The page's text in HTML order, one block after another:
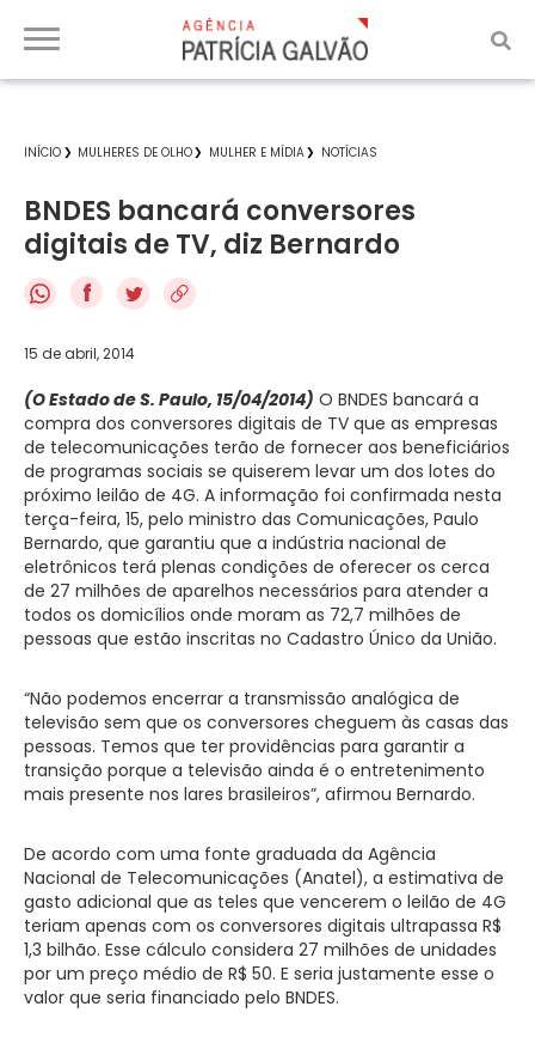
INÍCIO MULHERES DE OLHO MULHER E MÍDIA NOTÍCIAS
BNDES bancará conversores
digitais de TV, diz Bernardo
f
15 de abril, 2014
(O Estado de S. Paulo, 15/04/2014) O BNDES bancará a
compra dos conversores digitais de TV que as empresas
de telecomunicações terão de fornecer aos beneficiários
de programas sociais se quiserem levar um dos lotes do
próximo leilão de 4G. A informação foi confirmada nesta
terça-feira, 15, pelo ministro das Comunicações, Paulo
Bernardo, que garantiu que a indústria nacional de
eletrônicos terá plenas condições de oferecer os cerca
de 27 milhões de aparelhos necessários para atender a
todos os domicílios onde moram as 72,7 milhões de
pessoas que estão inscritas no Cadastro Único da União.
“Não podemos encerrar a transmissão analógica de
televisão sem que os conversores cheguem às casas das
pessoas. Temos que ter providências para garantir a
transição porque a televisão ainda é o entretenimento
mais presente nos lares brasileiros”, afirmou Bernardo.
De acordo com uma fonte graduada da Agência
Nacional de Telecomunicações (Anatel), a estimativa de
gasto adicional que as teles que vencerem o leilão de 4G
teriam apenas com os conversores digitais ultrapassa R$
1,3 bilhão. Esse cálculo considera 27 milhões de unidades
por um preço médio de R$ 50. E seria justamente esse o
valor que seria financiado pelo BNDES.